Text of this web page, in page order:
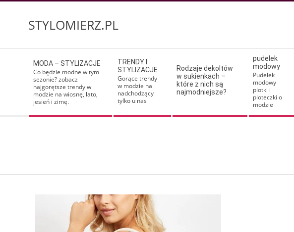
STYLOMIERZ.PL
Navigation
Menu
MODA – STYLIZACJE
Co będzie modne w tym
sezonie? zobacz
najgorętsze trendy w
modzie na wiosnę, lato,
jesień i zimę.
TRENDY I
STYLIZACJE
Gorące trendy
w modzie na
nadchodzący
tylko u nas
Rodzaje dekoltów
w sukienkach –
które z nich są
najmodniejsze?
pudelek
modowy
Pudelek
modowy
plotki i
ploteczki o
modzie